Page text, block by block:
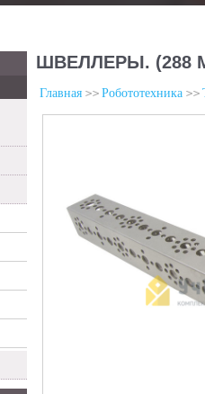
ШВЕЛЛЕРЫ. (288
Главная Робототехника